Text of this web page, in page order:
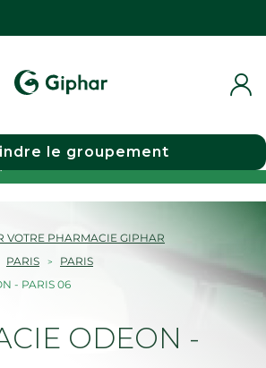
le groupement
VOTRE PHARMACIE GIPHAR
PARIS
PARIS
- PARIS 06
ODEON -